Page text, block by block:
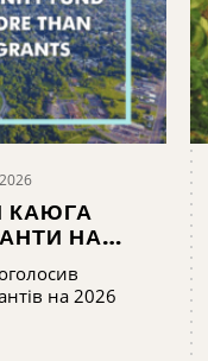
КАЮГА
НА
000
на 2026